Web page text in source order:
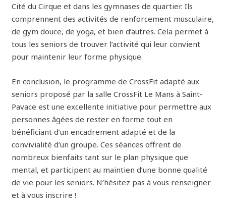
Cité du Cirque et dans les gymnases de quartier. Ils
comprennent des activités de renforcement musculaire,
de gym douce, de yoga, et bien d’autres. Cela permet à
tous les seniors de trouver l’activité qui leur convient
pour maintenir leur forme physique.
En conclusion, le programme de CrossFit adapté aux
seniors proposé par la salle CrossFit Le Mans à Saint-
Pavace est une excellente initiative pour permettre aux
personnes âgées de rester en forme tout en
bénéficiant d’un encadrement adapté et de la
convivialité d’un groupe. Ces séances offrent de
nombreux bienfaits tant sur le plan physique que
mental, et participent au maintien d’une bonne qualité
de vie pour les seniors. N’hésitez pas à vous renseigner
et à vous inscrire !